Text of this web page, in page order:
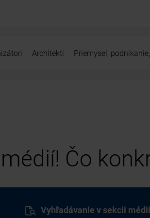
Architekti Priemysel,
Čo
Vyhľadávanie v sekcii médií